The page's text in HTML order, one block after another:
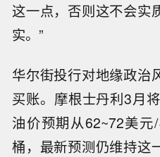
这一点，否则这不会实
实。”
华尔街投行对地缘政治
买账。摩根士丹利3月
油价预期从62~72美
桶，最新预测仍维持这